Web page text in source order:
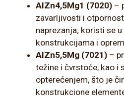
AlZn4,5Mg1 (7020) –
zavarljivosti i
naprezanja; koristi se
konstrukcijama i
AlZn5,5Mg (7021) –
težine i čvrstoće, kao i
opterećenjem, što je
konstrukcione